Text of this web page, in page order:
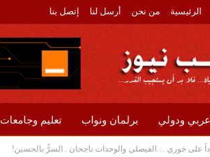
الرئيسية من نحن أرسل لنا إتصل بنا
عربي ودولي برلمان ونواب تعليم وجامعات
على خوري …الفيصلي والوحدات ناجحان . السرُّ بالحسين!